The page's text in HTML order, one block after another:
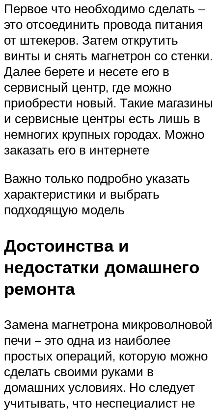
Первое что необходимо сделать –
это отсоединить провода питания
от штекеров. Затем открутить
винты и снять магнетрон со стенки.
Далее берете и несете его в
сервисный центр, где можно
приобрести новый. Такие магазины
и сервисные центры есть лишь в
немногих крупных городах. Можно
заказать его в интернете
Важно только подробно указать
характеристики и выбрать
подходящую модель
Достоинства и
недостатки домашнего
ремонта
Замена магнетрона микроволновой
печи – это одна из наиболее
простых операций, которую можно
сделать своими руками в
домашних условиях. Но следует
учитывать, что неспециалист не